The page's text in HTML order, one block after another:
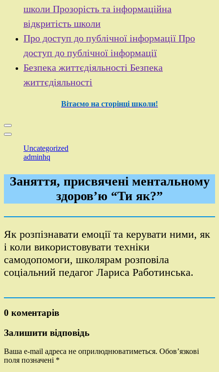
школи Прозорість та інформаційна
відкритість школи
Про доступ до публічної інформації Про
доступ до публічної інформації
Безпека життєдіяльності Безпека
життєдіяльності
Вітаємо на сторінці школи!
Uncategorized
adminhq
Заняття, присвячені ментальному
здоров’ю “Ти як?”
Як розпізнавати емоції та керувати ними, як
і коли використовувати техніки
самодопомоги, школярам розповіла
соціальний педагог Лариса Работинська.
0 коментарів
Залишити відповідь
Ваша e-mail адреса не оприлюднюватиметься. Обов’язкові
поля позначені *